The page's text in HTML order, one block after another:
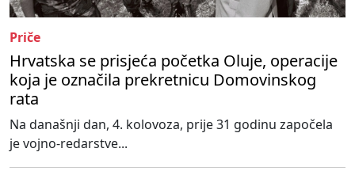
Priče
Hrvatska se prisjeća početka Oluje, operacije
koja je označila prekretnicu Domovinskog
rata
Na današnji dan, 4. kolovoza, prije 31 godinu započela
je vojno-redarstve...